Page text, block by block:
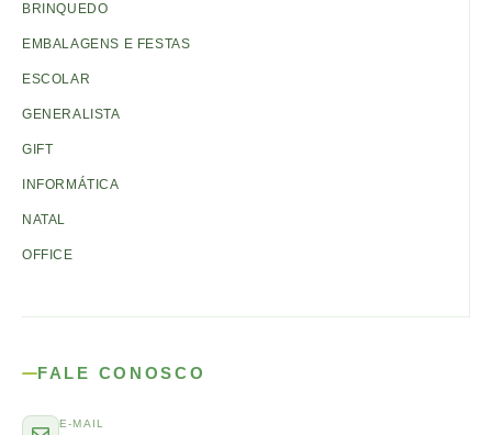
BRINQUEDO
EMBALAGENS E FESTAS
ESCOLAR
GENERALISTA
GIFT
INFORMÁTICA
NATAL
OFFICE
FALE CONOSCO
E-MAIL